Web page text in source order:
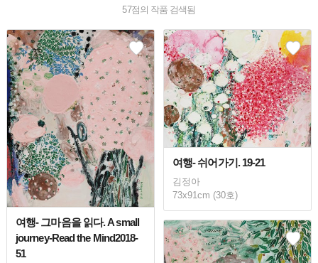
57점의 작품 검색됨
여행- 그마음을 읽다. A small
journey-Read the Mind2018-
51
여행- 쉬어가기. 19-21
김정아
73x91cm (30호)